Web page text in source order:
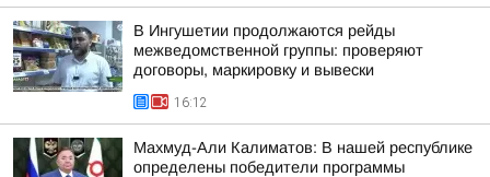
В Ингушетии продолжаются рейды
межведомственной группы: проверяют
договоры, маркировку и вывески
16:12
Махмуд-Али Калиматов: В нашей республике
определены победители программы